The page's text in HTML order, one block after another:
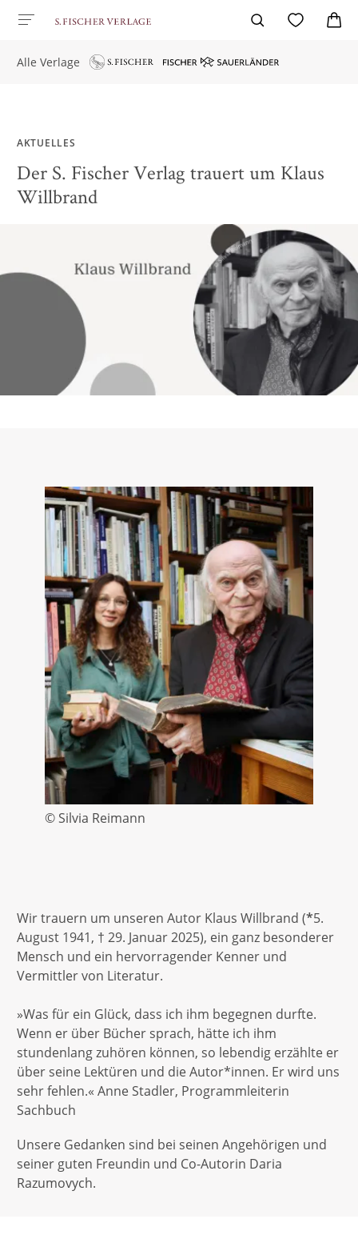
Alle Verlage
AKTUELLES
Der S. Fischer Verlag trauert um Klaus
Willbrand
© Silvia Reimann
Wir trauern um unseren Autor Klaus Willbrand (*5.
August 1941, † 29. Januar 2025), ein ganz besonderer
Mensch und ein hervorragender Kenner und
Vermittler von Literatur.
»Was für ein Glück, dass ich ihm begegnen durfte.
Wenn er über Bücher sprach, hätte ich ihm
stundenlang zuhören können, so lebendig erzählte er
über seine Lektüren und die Autor*innen. Er wird uns
sehr fehlen.« Anne Stadler, Programmleiterin
Sachbuch
Unsere Gedanken sind bei seinen Angehörigen und
seiner guten Freundin und Co-Autorin Daria
Razumovych.